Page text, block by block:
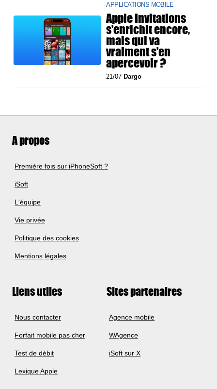
APPLICATIONS MOBILE
Apple Invitations
s'enrichit encore,
mais qui va
vraiment s'en
apercevoir ?
21/07Dargo
A propos
Première fois sur iPhoneSoft ?
iSoft
L'équipe
Vie privée
Politique des cookies
Mentions légales
Liens utiles
Nous contacter
Forfait mobile pas cher
Test de débit
Lexique Apple
Sites partenaires
Agence mobile
WAgence
iSoft sur X